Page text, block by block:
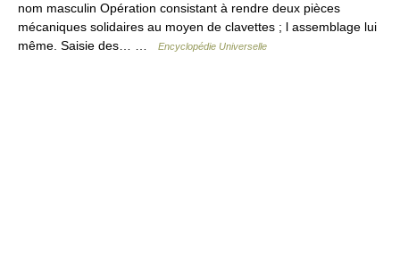
nom masculin Opération consistant à rendre deux pièces
mécaniques solidaires au moyen de clavettes ; l assemblage lui
même. Saisie des… …
Encyclopédie Universelle